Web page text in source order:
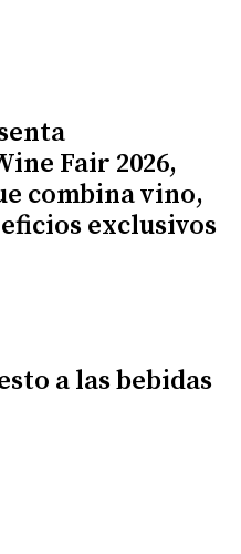
Fair 2026,
combina vino,
exclusivos
a las bebidas